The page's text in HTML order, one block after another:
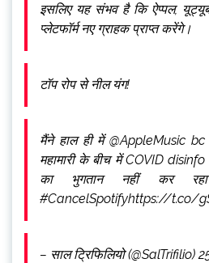
इसलिए यह संभव है कि ऐप्पल,
प्लेटफॉर्म नए ग्राहक प्राप्त करेंगे।
टॉप रोप से नील यंग!
मैंने हाल ही में @AppleMusic
महामारी के बीच में COVID
का भुगतान नहीं कर रहा
#CancelSpotifyhttps://t.co/
– साल ट्रिफिलियो (@SalTrifilio)